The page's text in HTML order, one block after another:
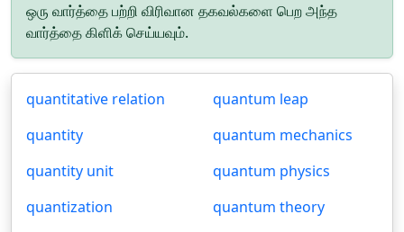
ஒரு வார்த்தை பற்றி விரிவான தகவல்களை பெற அந்த
வார்த்தை கிளிக் செய்யவும்.
quantitative relation
quantity
quantity unit
quantization
quantum leap
quantum mechanics
quantum physics
quantum theory